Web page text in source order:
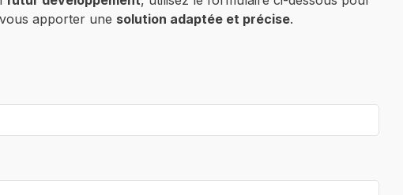
apporter une solution adaptée et précise.